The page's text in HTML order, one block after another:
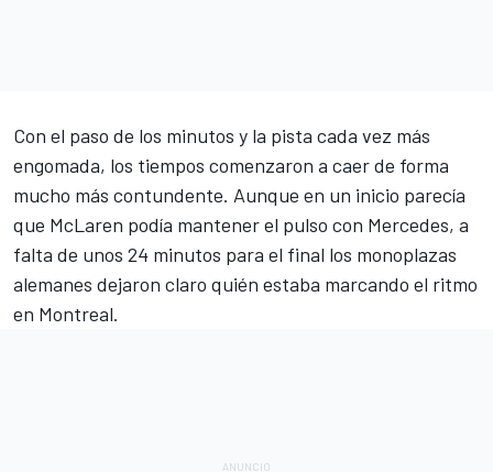
Con el paso de los minutos y la pista cada vez más
engomada, los tiempos comenzaron a caer de forma
mucho más contundente. Aunque en un inicio parecía
que McLaren podía mantener el pulso con Mercedes, a
falta de unos 24 minutos para el final los monoplazas
alemanes dejaron claro quién estaba marcando el ritmo
en Montreal.